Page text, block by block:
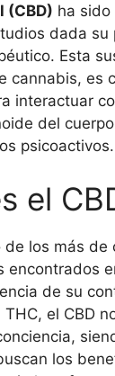
(CBD) ha
dada su
Esta
cannabis, es
interactuar
del
psicoactivos.
el
de los más de
encontrados
de su
el CBD
los